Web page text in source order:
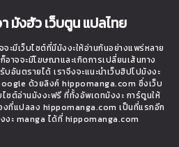
มังฮัว เว็บตูน แปลไทย
ะมีเว็บไซต์ที่มีมังงะให้อ่านกันอย่างแพร่หลาย
าจจะมีโฆษณาและเกิดการเปลี่ยนเส้นทาง
นตรายได้ เราจึงจะแนะนำเว็บฮิปโปมังงะ
ด้วยลิงค์ hippomanga.com ซึ่งเว็บ
ซต์อ่านมังงะฟรี ที่ทั้งอัพเดทมังงะ การ์ตูนให้
งที่แปลลง hippomanga.com เป็นที่แรกอีก
งะ manga ได้ที่ hippomanga.com